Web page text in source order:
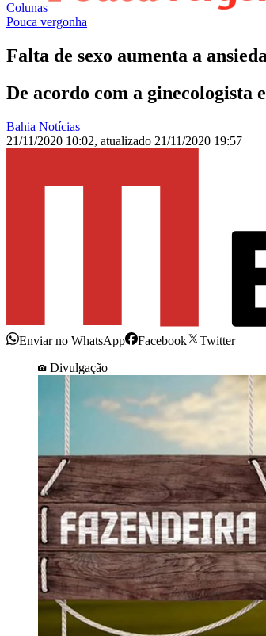
Colunas
Pouca vergonha
Falta de sexo aumenta a
De acordo com a ginecologista
Bahia Notícias
21/11/2020 10:02, atualizado 21/11/2020 19:57
Enviar no WhatsApp Facebook
Twitter
Divulgação